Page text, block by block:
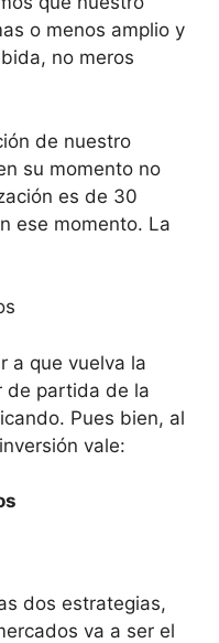
o menos amplio y
no meros
de nuestro
su momento no
es de 30
ese momento. La
a que vuelva la
de partida de la
Pues bien, al
vale:
dos estrategias,
va a ser el